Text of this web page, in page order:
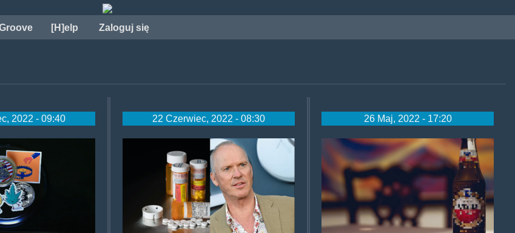
[H]elp Zaloguj się
2022 - 09:40 22 Czerwiec, 2022 - 08:30
keaton.png
26 Maj, 2022 - 17:20
podczasparcyzdalnej.jpg